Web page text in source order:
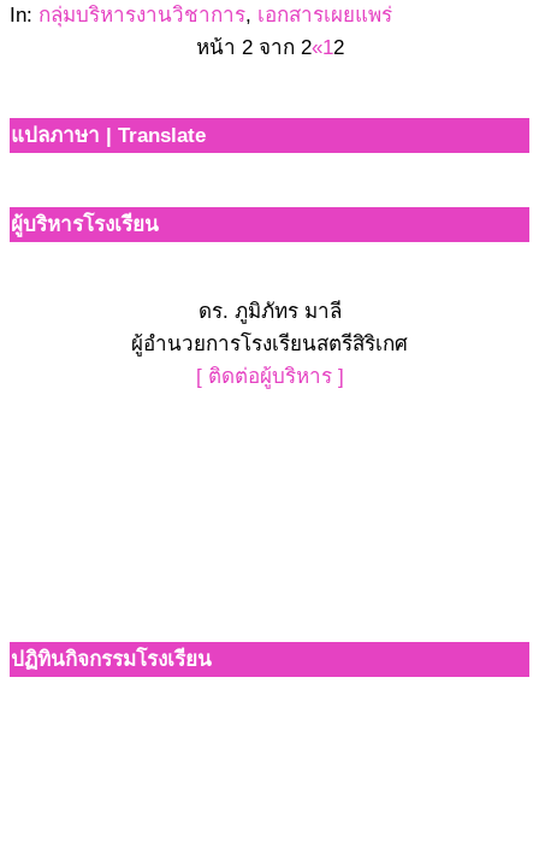
08-
In: กลุ่มบริหารงานวิชาการ, เอกสารเผยแพร่
หน้า 2 จาก 2«12
แปลภาษา | Translate
ผู้บริหารโรงเรียน
ดร. ภูมิภัทร มาลี
ผู้อำนวยการโรงเรียนสตรีสิริเกศ
[ ติดต่อผู้บริหาร ]
ปฏิทินกิจกรรมโรงเรียน